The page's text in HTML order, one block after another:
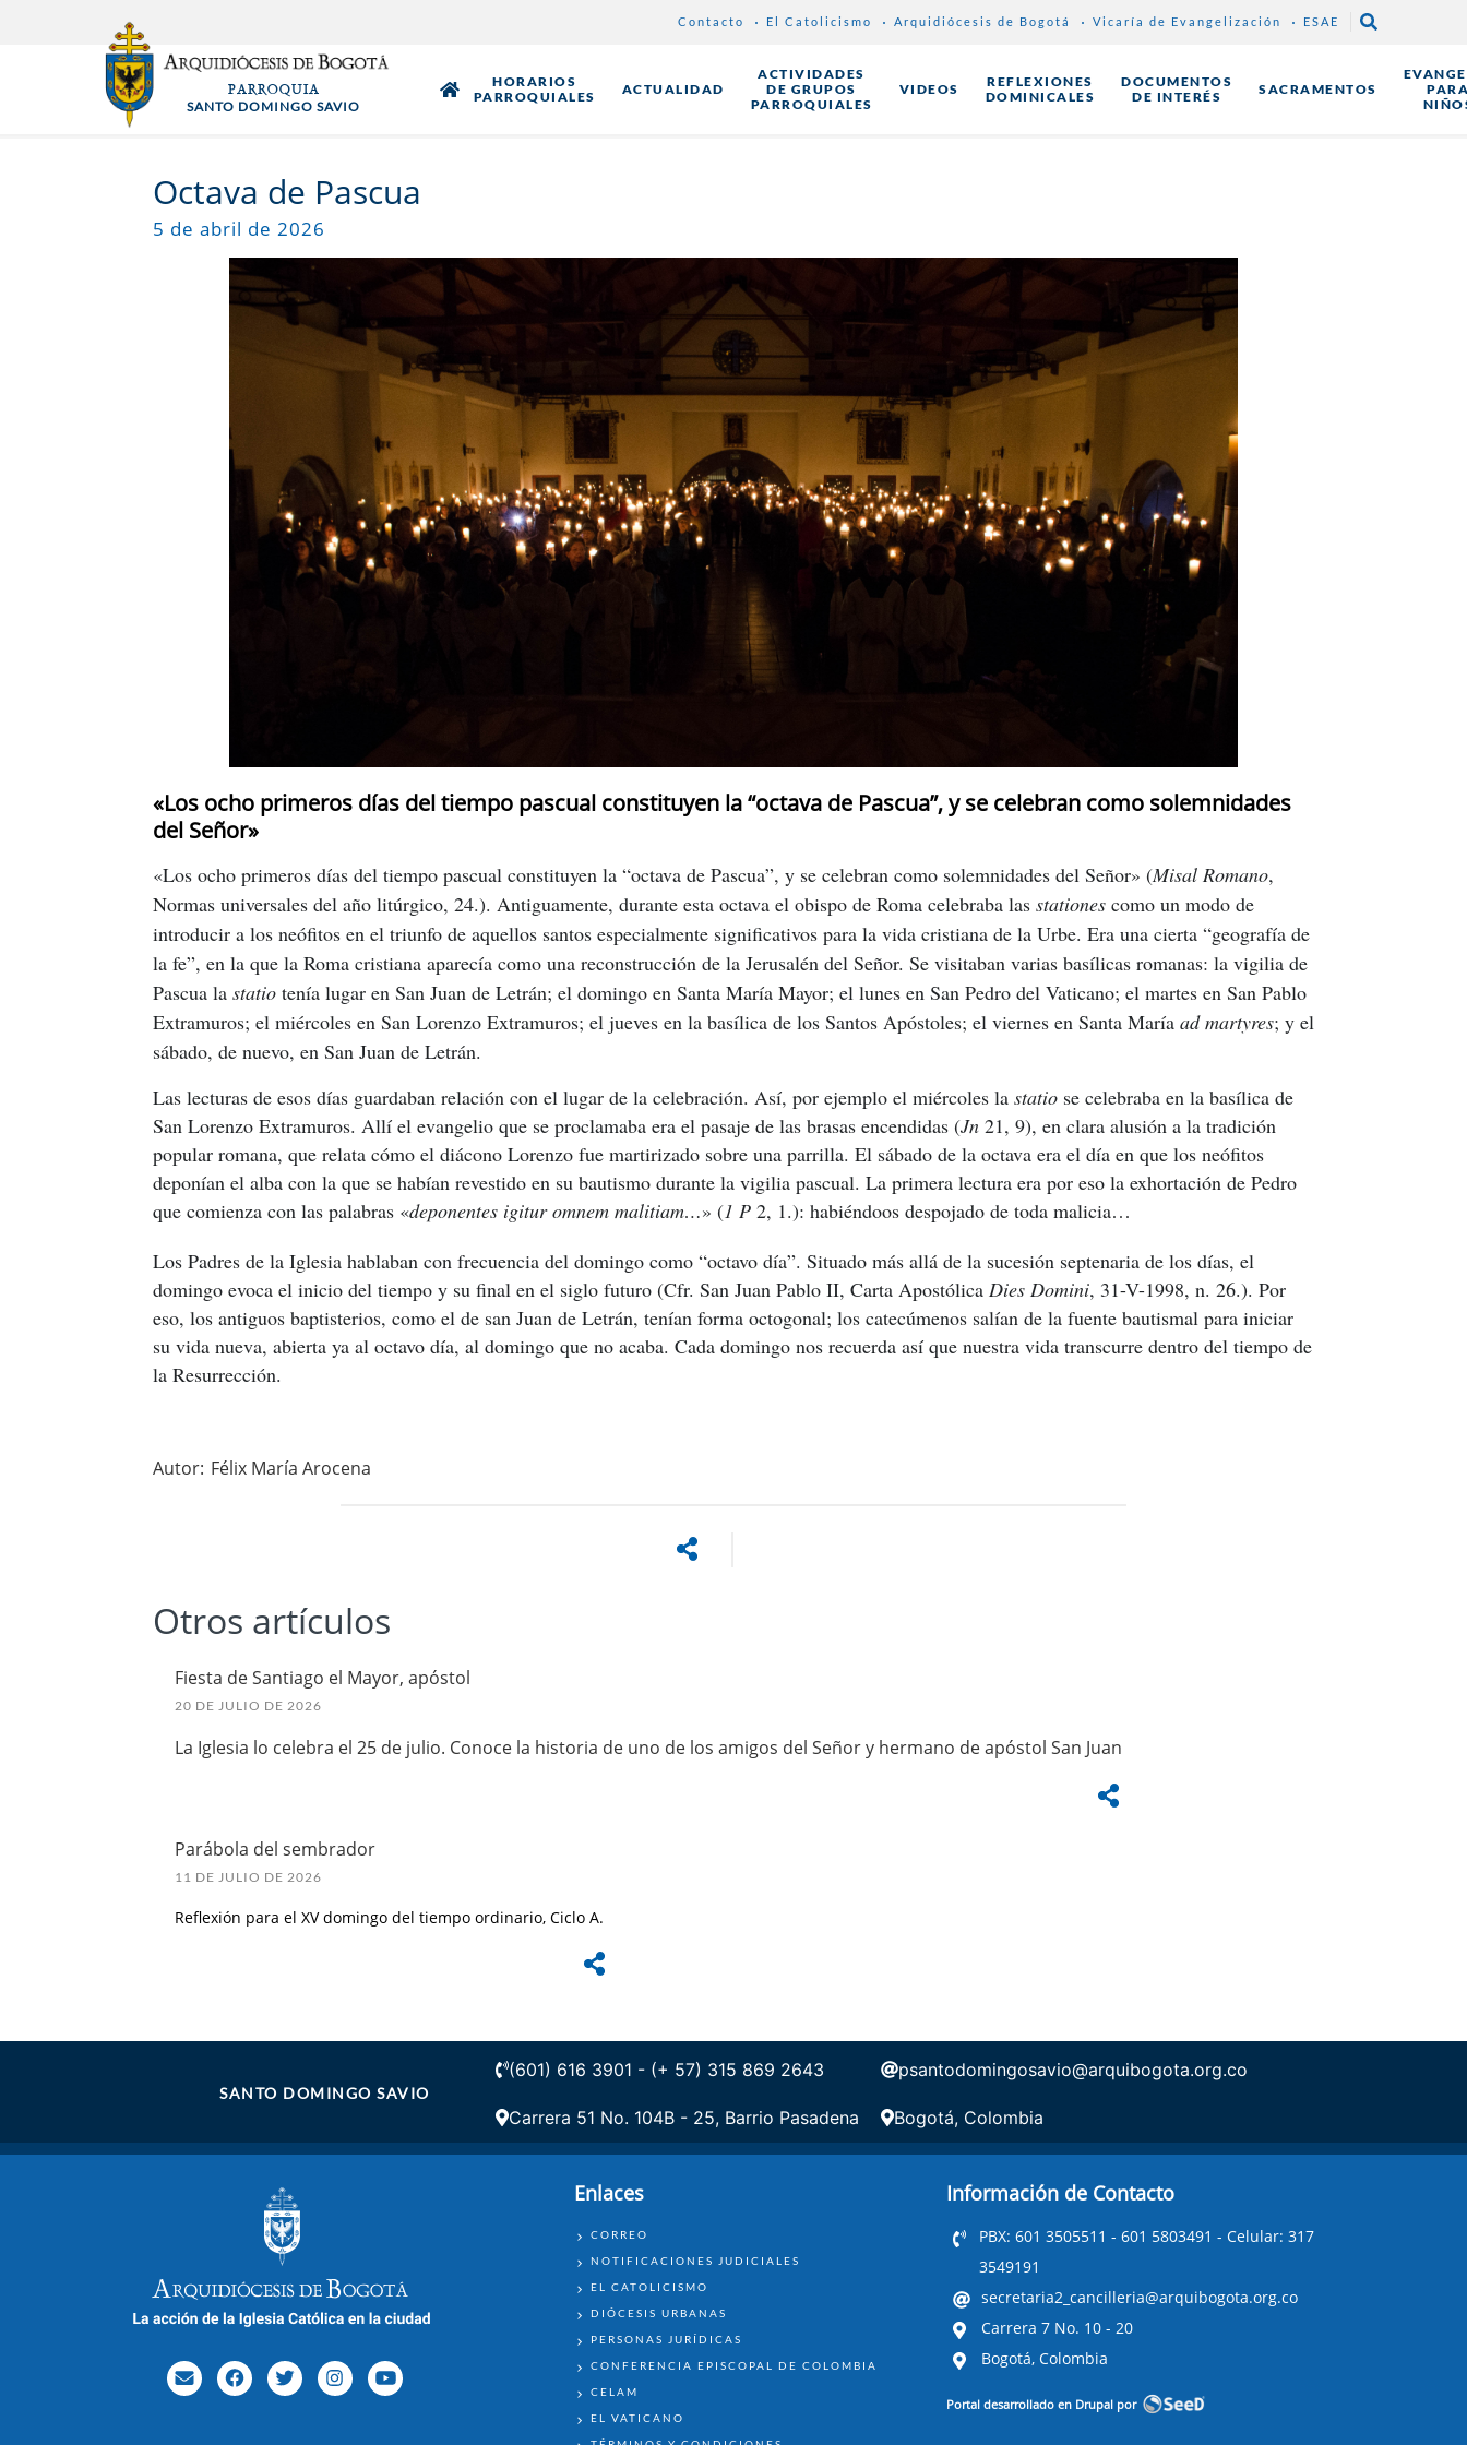
Contacto El Catolicismo Arquidiócesis de Bogotá Vicaría de Evangelización ESAE
PARROQUIA
SANTO DOMINGO SAVIO
HORARIOS
PARROQUIALES
ACTUALIDAD
ACTIVIDADES
DE GRUPOS
PARROQUIALES
VIDEOS
REFLEXIONES
DOMINICALES
DOCUMENTOS
DE INTERÉS
SACRAMENTOS
Octava de Pascua
5 de abril de 2026
«Los ocho primeros días del tiempo pascual constituyen la “octava de Pascua”, y se celebran como solemnidades
del Señor»
«Los ocho primeros días del tiempo pascual constituyen la “octava de Pascua”, y se celebran como solemnidades del Señor» (Misal Romano,
Normas universales del año litúrgico, 24.). Antiguamente, durante esta octava el obispo de Roma celebraba las stationescomo un modo de
introducir a los neófitos en el triunfo de aquellos santos especialmente significativos para la vida cristiana de la Urbe. Era una cierta “geografía de
la fe”, en la que la Roma cristiana aparecía como una reconstrucción de la Jerusalén del Señor. Se visitaban varias basílicas romanas: la vigilia de
Pascua la statiotenía lugar en San Juan de Letrán; el domingo en Santa María Mayor; el lunes en San Pedro del Vaticano; el martes en San Pablo
Extramuros; el miércoles en San Lorenzo Extramuros; el jueves en la basílica de los Santos Apóstoles; el viernes en Santa María ad martyres; y el
sábado, de nuevo, en San Juan de Letrán.
Las lecturas de esos días guardaban relación con el lugar de la celebración. Así, por ejemplo el miércoles la statiose celebraba en la basílica de
San Lorenzo Extramuros. Allí el evangelio que se proclamaba era el pasaje de las brasas encendidas (Jn21, 9), en clara alusión a la tradición
popular romana, que relata cómo el diácono Lorenzo fue martirizado sobre una parrilla. El sábado de la octava era el día en que los neófitos
deponían el alba con la que se habían revestido en su bautismo durante la vigilia pascual. La primera lectura era por eso la exhortación de Pedro
que comienza con las palabras «deponentes igitur omnem malitiam…» (1 P2, 1.): habiéndoos despojado de toda malicia…
Los Padres de la Iglesia hablaban con frecuencia del domingo como “octavo día”. Situado más allá de la sucesión septenaria de los días, el
domingo evoca el inicio del tiempo y su final en el siglo futuro (Cfr. San Juan Pablo II, Carta Apostólica Dies Domini, 31-V-1998, n. 26.). Por
eso, los antiguos baptisterios, como el de san Juan de Letrán, tenían forma octogonal; los catecúmenos salían de la fuente bautismal para iniciar
su vida nueva, abierta ya al octavo día, al domingo que no acaba. Cada domingo nos recuerda así que nuestra vida transcurre dentro del tiempo de
la Resurrección.
Autor: Félix María Arocena
Otros artículos
Fiesta de Santiago el Mayor, apóstol
20 DE JULIO DE 2026
La Iglesia lo celebra el 25 de julio. Conoce la historia de uno de los amigos del Señor y hermano de apóstol San Juan
Parábola del sembrador
11 DE JULIO DE 2026
Reflexión para el XV domingo del tiempo ordinario, Ciclo A.
SANTO DOMINGO SAVIO
(601) 616 3901 - (+ 57) 315 869 2643 psantodomingosavio@arquibogota.org.co
Carrera 51 No. 104B - 25, Barrio Pasadena Bogotá, Colombia
Enlaces
ENLACES
CORREO
NOTIFICACIONES JUDICIALES
EL CATOLICISMO
DIÓCESIS URBANAS
PERSONAS JURÍDICAS
CONFERENCIA EPISCOPAL DE COLOMBIA
CELAM
EL VATICANO
Información de Contacto
PBX: 601 3505511 - 601 5803491 - Celular: 317
3549191
secretaria2_cancilleria@arquibogota.org.co
Carrera 7 No. 10 - 20
Bogotá, Colombia
Portal desarrollado en Drupal por